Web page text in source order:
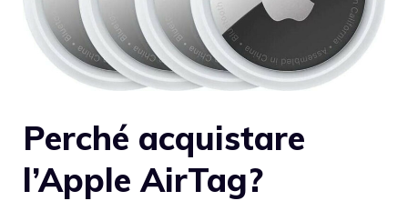
Perché acquistare
l’Apple AirTag?